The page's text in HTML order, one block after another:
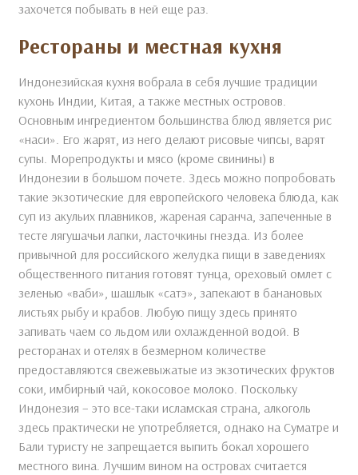
захочется побывать в ней еще раз.
Рестораны и местная кухня
Индонезийская кухня вобрала в себя лучшие традиции
кухонь Индии, Китая, а также местных островов.
Основным ингредиентом большинства блюд является рис
«наси». Его жарят, из него делают рисовые чипсы, варят
супы. Морепродукты и мясо (кроме свинины) в
Индонезии в большом почете. Здесь можно попробовать
такие экзотические для европейского человека блюда, как
суп из акульих плавников, жареная саранча, запеченные в
тесте лягушачьи лапки, ласточкины гнезда. Из более
привычной для российского желудка пищи в заведениях
общественного питания готовят тунца, ореховый омлет с
зеленью «ваби», шашлык «сатэ», запекают в банановых
листьях рыбу и крабов. Любую пищу здесь принято
запивать чаем со льдом или охлажденной водой. В
ресторанах и отелях в безмерном количестве
предоставляются свежевыжатые из экзотических фруктов
соки, имбирный чай, кокосовое молоко. Поскольку
Индонезия – это все-таки исламская страна, алкоголь
здесь практически не употребляется, однако на Суматре и
Бали туристу не запрещается выпить бокал хорошего
местного вина. Лучшим вином на островах считается